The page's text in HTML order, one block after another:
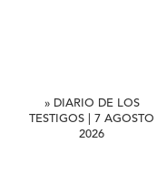
» DIARIO DE LOS
TESTIGOS | 7 AGOSTO
2026